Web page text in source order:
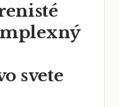
svete